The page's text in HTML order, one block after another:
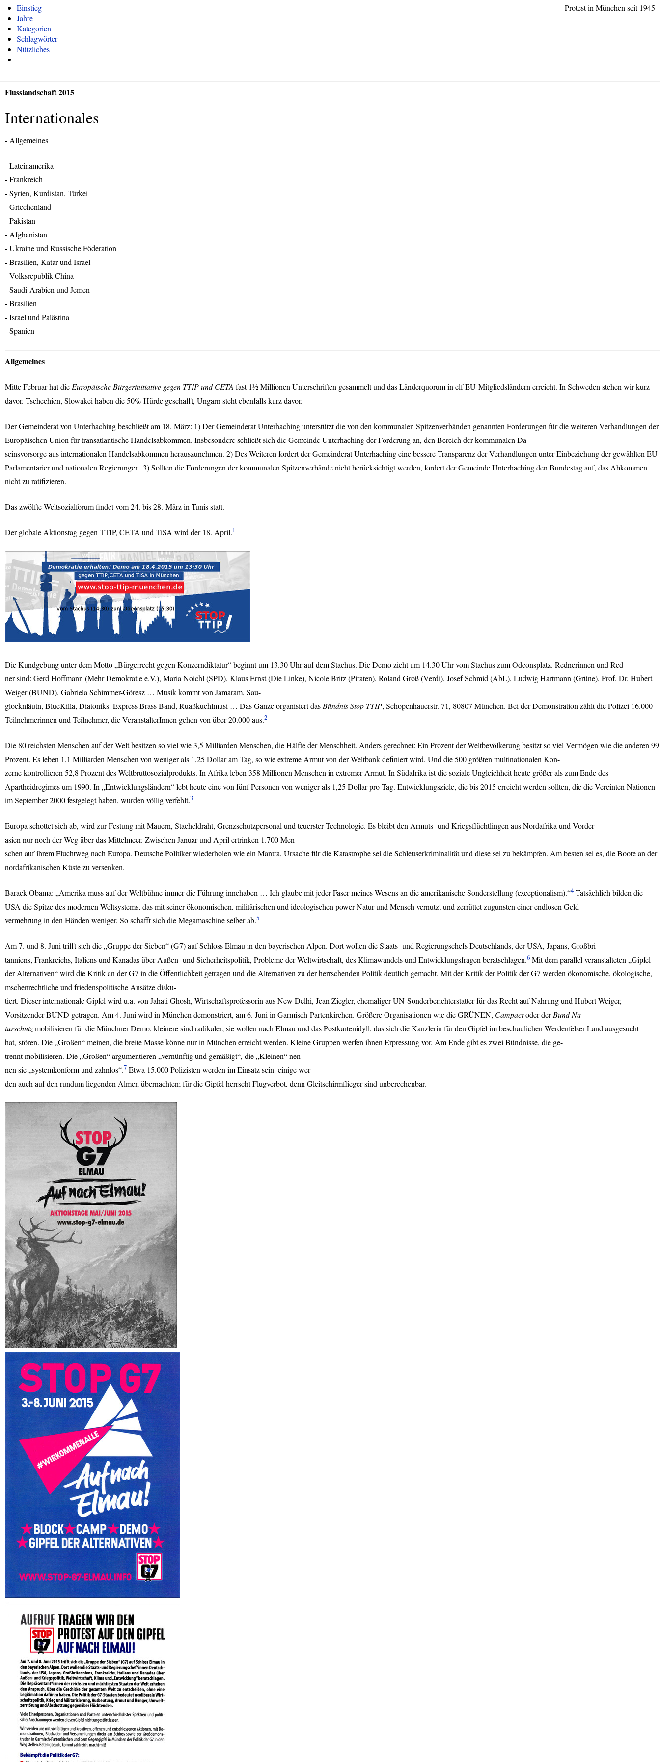
Protest in München seit 1945
Einstieg
Jahre
Kategorien
Schlagwörter
Nützliches
Flusslandschaft 2015
Internationales
- Allgemeines
- Lateinamerika
- Frankreich
- Syrien, Kurdistan, Türkei
- Griechenland
- Pakistan
- Afghanistan
- Ukraine und Russische Föderation
- Brasilien, Katar und Israel
- Volksrepublik China
- Saudi-Arabien und Jemen
- Brasilien
- Israel und Palästina
- Spanien
Allgemeines
Mitte Februar hat die Europäische Bürgerinitiative gegen TTIPundCETA fast 1½ Millionen Unterschriften gesammelt und das Länderquorum in elf EU-Mitgliedsländern erreicht. In Schweden stehen wir kurz
davor. Tschechien, Slowakei haben die 50%-Hürde geschafft, Ungarn steht ebenfalls kurz davor.
Der Gemeinderat von Unterhaching beschließt am 18. März: 1) Der Gemeinderat Unterhaching unterstützt die von den kommunalen Spitzenverbänden genannten Forderungen für die weiteren Verhandlungen der
Europäischen Union für transatlantische Handelsabkommen. Insbesondere schließt sich die Gemeinde Unterhaching der Forderung an, den Bereich der kommunalen Da-
seinsvorsorge aus internationalen Handelsabkommen herauszunehmen. 2) Des Weiteren fordert der Gemeinderat Unterhaching eine bessere Transparenz der Verhandlungen unter Einbeziehung der gewählten EU-
Parlamentarier und nationalen Regierungen. 3) Sollten die Forderungen der kommunalen Spitzenverbände nicht berücksichtigt werden, fordert der Gemeinde Unterhaching den Bundestag auf, das Abkommen
nicht zu ratifizieren.
Das zwölfte Weltsozialforum findet vom 24. bis 28. März in Tunis statt.
Der globale Aktionstag gegen TTIP, CETA und TiSA wird der 18. April.1
Die Kundgebung unter dem Motto „Bürgerrecht gegen Konzerndiktatur“ beginnt um 13.30 Uhr auf dem Stachus. Die Demo zieht um 14.30 Uhr vom Stachus zum Odeonsplatz. Rednerinnen und Red-
ner sind: Gerd Hoffmann (Mehr Demokratie e.V.), Maria ‪Noichl‬ (SPD), Klaus Ernst (Die Linke), Nicole Britz (Piraten), Roland Groß (Verdi), Josef Schmid (AbL), Ludwig Hartmann (Grüne), Prof. Dr. Hubert
Weiger (BUND), Gabriela Schimmer-Göresz … Musik kommt von ‪Jamaram,‬ Sau-
glocknläutn, ‪BlueKilla,‬ Diatoniks, Express Brass Band, Ruaßkuchlmusi … Das Ganze organisiert das Bündnis Stop TTIP, Schopenhauerstr. 71, 80807 München. Bei der Demonstration zählt die Polizei 16.000
Teilnehmerinnen und Teilnehmer, die VeranstalterInnen gehen von über 20.000 aus.2
Die 80 reichsten Menschen auf der Welt besitzen so viel wie 3,5 Milliarden Menschen, die Hälfte der Menschheit. Anders gerechnet: Ein Prozent der Weltbevölkerung besitzt so viel Vermögen wie die anderen 99
Prozent. Es leben 1,1 Milliarden Menschen von weniger als 1,25 Dollar am Tag, so wie extreme Armut von der Weltbank definiert wird. Und die 500 größten multinationalen Kon-
zerne kontrollieren 52,8 Prozent des Weltbruttosozialprodukts. In Afrika leben 358 Millionen Menschen in extremer Armut. In Südafrika ist die soziale Ungleichheit heute größer als zum Ende des
Apartheidregimes um 1990. In „Entwicklungsländern“ lebt heute eine von fünf Personen von weniger als 1,25 Dollar pro Tag. Entwicklungsziele, die bis 2015 erreicht werden sollten, die die Vereinten Nationen
im September 2000 festgelegt haben, wurden völlig verfehlt.3
Europa schottet sich ab, wird zur Festung mit Mauern, Stacheldraht, Grenzschutzpersonal und teuerster Technologie. Es bleibt den Armuts- und Kriegsflüchtlingen aus Nordafrika und Vorder-
asien nur noch der Weg über das Mittelmeer. Zwischen Januar und April ertrinken 1.700 Men-
schen auf ihrem Fluchtweg nach Europa. Deutsche Politiker wiederholen wie ein Mantra, Ursache für die Katastrophe sei die Schleuserkriminalität und diese sei zu bekämpfen. Am besten sei es, die Boote an der
nordafrikanischen Küste zu versenken.
Barack Obama: „Amerika muss auf der Weltbühne immer die Führung innehaben … Ich glaube mit jeder Faser meines Wesens an die amerikanische Sonderstellung (exceptionalism).“4 Tatsächlich bilden die
USA die Spitze des modernen Weltsystems, das mit seiner ökonomischen, militärischen und ideologischen power Natur und Mensch vernutzt und zerrüttet zugunsten einer endlosen Geld-
vermehrung in den Händen weniger. So schafft sich die Megamaschine selber ab.5
Am 7. und 8. Juni trifft sich die „Gruppe der Sieben“ (G7) auf Schloss Elmau in den bayerischen Alpen. Dort wollen die Staats- und Regierungschefs Deutschlands, derUSA, Japans, Großbri-
tanniens, Frankreichs, Italiens und Kanadas über Außen- und Sicherheitspolitik, Probleme der Weltwirtschaft, des Klimawandels und Entwicklungsfragen beratschlagen.6 Mit dem parallel veranstalteten „Gipfel
der Alternativen“ wird die Kritik an der G7 in die Öffentlichkeit getragen und die Alternativen zu der herrschenden Politik deutlich gemacht. Mit der Kritik der Politik der G7 werden ökonomische, ökologische,
mschenrechtliche und friedenspolitische Ansätze disku-
tiert. Dieser internationale Gipfel wird u.a. von Jahati Ghosh, Wirtschaftsprofessorin aus New Delhi, Jean Ziegler, ehemaliger UN-Sonderberichterstatter für das Recht auf Nahrung und Hubert Weiger,
VorsitzenderBUND getragen. Am 4. Juni wird in München demonstriert, am 6. Juni in Garmisch-Partenkirchen. Größere Organisationen wie die GRÜNEN, Campactoder derBund Na-
turschutzmobilisieren für die Münchner Demo, kleinere sind radikaler; sie wollen nach Elmau und das Postkartenidyll, das sich die Kanzlerin für den Gipfel im beschaulichen Werdenfelser Land ausgesucht
hat, stören. Die „Großen“ meinen, die breite Masse könne nur in München erreicht werden. Kleine Gruppen werfen ihnen Erpressung vor. Am Ende gibt es zwei Bündnisse, die ge-
trennt mobilisieren. Die „Großen“ argumentieren „vernünftig und gemäßigt“, die „Kleinen“ nen-
nen sie „systemkonform und zahnlos“.7 Etwa 15.000 Polizisten werden im Einsatz sein, einige wer-
den auch auf den rundum liegenden Almen übernachten; für die Gipfel herrscht Flugverbot, denn Gleitschirmflieger sind unberechenbar.